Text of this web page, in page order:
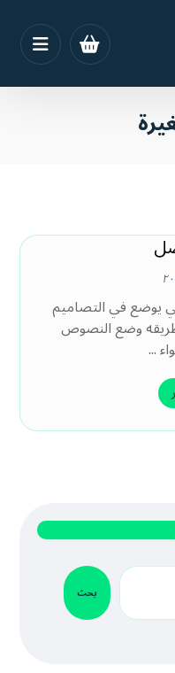
يوضع في التصاميم
وضع النصوص
...
بحث